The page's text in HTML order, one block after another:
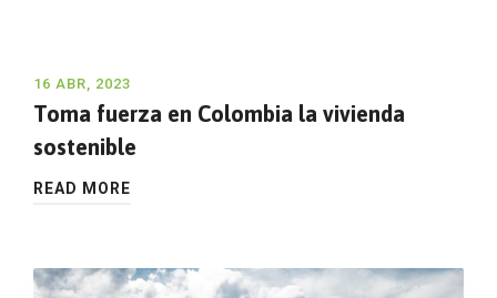
16 ABR, 2023
Toma fuerza en Colombia la vivienda
sostenible
READ MORE